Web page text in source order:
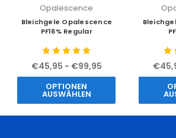
Opalescence
Bleichgele Opalescence
PF16% Regular
€45,95 - €99,95
OPTIONEN
AUSWÄHLEN